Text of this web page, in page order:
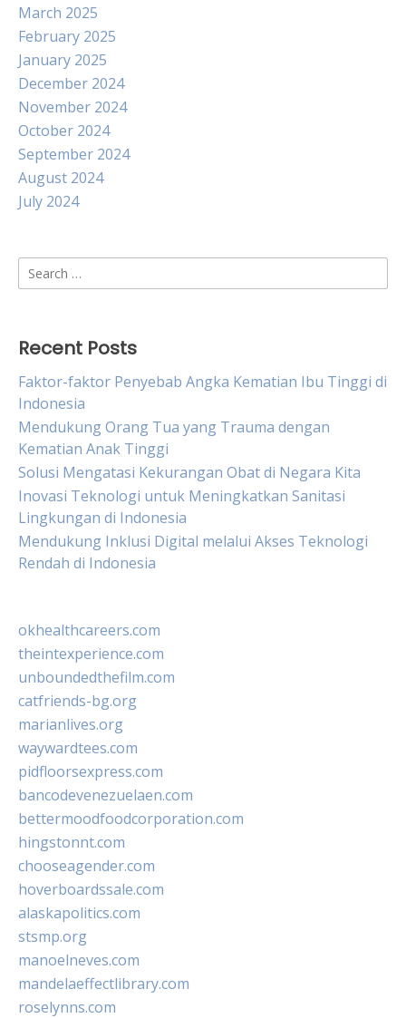
March 2025
February 2025
January 2025
December 2024
November 2024
October 2024
September 2024
August 2024
July 2024
Search
for:
Recent Posts
Faktor-faktor Penyebab Angka Kematian Ibu Tinggi di
Indonesia
Mendukung Orang Tua yang Trauma dengan
Kematian Anak Tinggi
Solusi Mengatasi Kekurangan Obat di Negara Kita
Inovasi Teknologi untuk Meningkatkan Sanitasi
Lingkungan di Indonesia
Mendukung Inklusi Digital melalui Akses Teknologi
Rendah di Indonesia
okhealthcareers.com
theintexperience.com
unboundedthefilm.com
catfriends-bg.org
marianlives.org
waywardtees.com
pidfloorsexpress.com
bancodevenezuelaen.com
bettermoodfoodcorporation.com
hingstonnt.com
chooseagender.com
hoverboardssale.com
alaskapolitics.com
stsmp.org
manoelneves.com
mandelaeffectlibrary.com
roselynns.com